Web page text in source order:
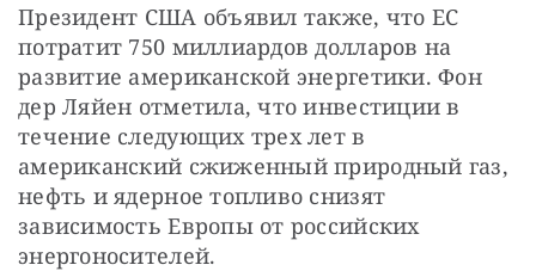
Президент США объявил также, что ЕС
потратит 750 миллиардов долларов на
развитие американской энергетики. Фон
дер Ляйен отметила, что инвестиции в
течение следующих трех лет в
американский сжиженный природный газ,
нефть и ядерное топливо снизят
зависимость Европы от российских
энергоносителей.